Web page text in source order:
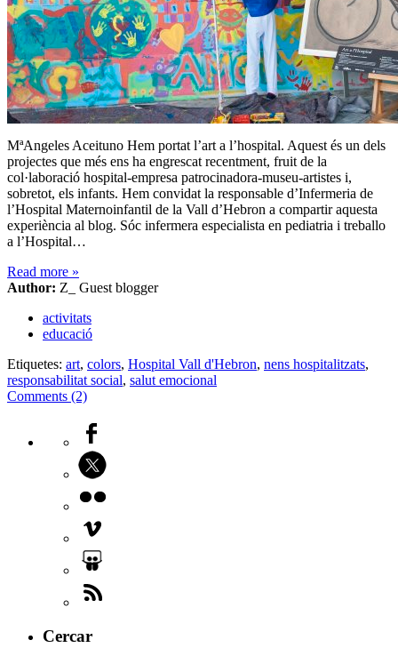
MªAngeles Aceituno Hem portat l’art a l’hospital. Aquest és un dels
projectes que més ens ha engrescat recentment, fruit de la
col·laboració hospital-empresa patrocinadora-museu-artistes i,
sobretot, els infants. Hem convidat la responsable d’Infermeria de
l’Hospital Maternoinfantil de la Vall d’Hebron a compartir aquesta
experiència al blog. Sóc infermera especialista en pediatria i treballo
a l’Hospital…
Read more »
Author: Z_ Guest blogger
activitats
educació
Etiquetes: art, colors, Hospital Vall d'Hebron, nens hospitalitzats,
responsabilitat social, salut emocional
Comments (2)
Cercar